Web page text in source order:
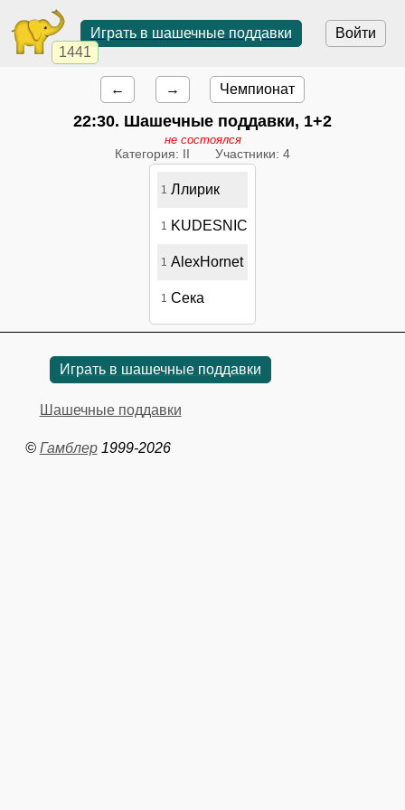
1441
Войти
Играть в шашечные поддавки
← → Чемпионат
22:30. Шашечные поддавки, 1+2
не состоялся
Категория: II Участники: 4
1 Ллирик
1 KUDESNIC
1 AlexHornet
1 Сека
Играть в шашечные поддавки
Шашечные поддавки
© Гамблер1999-2026